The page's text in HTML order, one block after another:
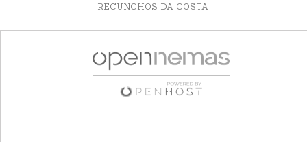
RECUNCHOS DA COSTA